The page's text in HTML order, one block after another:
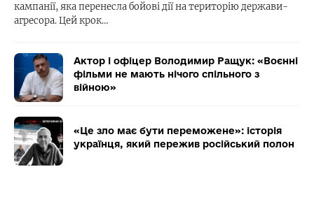
кампанії, яка перенесла бойові дії на територію держави-
агресора. Цей крок…
Актор і офіцер Володимир Ращук: «Воєнні
фільми не мають нічого спільного з
війною»
«Це зло має бути переможене»: історія
українця, який пережив російський полон